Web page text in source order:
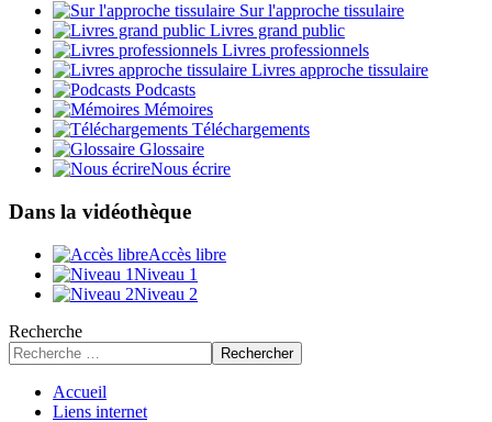
Sur l'approche tissulaire
Livres grand public
Livres professionnels
Livres approche tissulaire
Podcasts
Mémoires
Téléchargements
Glossaire
Nous écrire
Dans la vidéothèque
Accès libre
Niveau 1
Niveau 2
Recherche
Rechercher
Accueil
Liens internet